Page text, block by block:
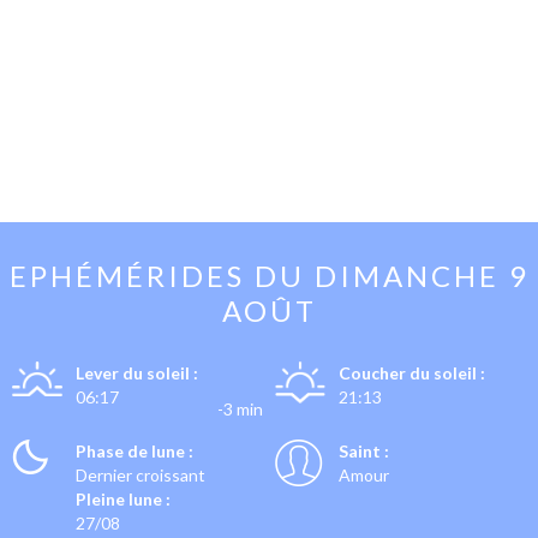
EPHÉMÉRIDES DU DIMANCHE 9
AOÛT
Lever du soleil :
06:17
-3 min
Coucher du soleil :
21:13
Phase de lune :
Dernier croissant
Pleine lune :
27/08
Saint :
Amour